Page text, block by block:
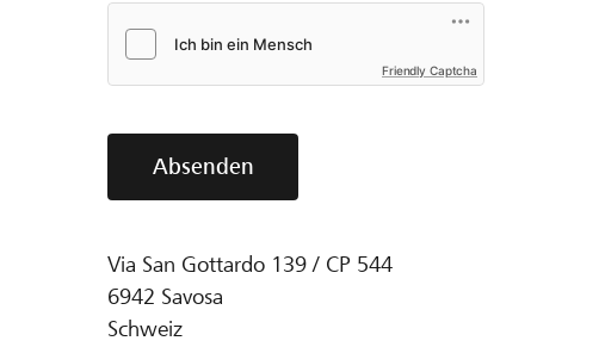
Friendly Captcha
Absenden
Via San Gottardo 139 / CP 544
6942 Savosa
Schweiz